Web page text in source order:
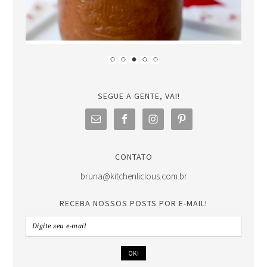
SEGUE A GENTE, VAI!
CONTATO
bruna@kitchenlicious.com.br
RECEBA NOSSOS POSTS POR E-MAIL!